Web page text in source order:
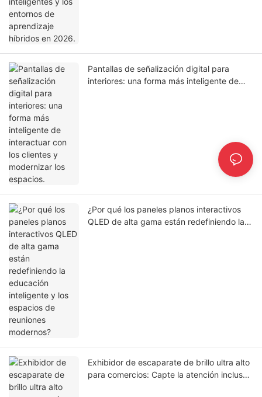
Pantallas de señalización digital para
interiores: una forma más inteligente de
¿Por qué los paneles planos interactivos
QLED de alta gama están redefiniendo la
Exhibidor de escaparate de brillo ultra alto
para comercios: Capte la atención incluso